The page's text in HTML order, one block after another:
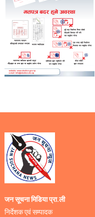
जन सूचना मिडिया प्रा.ली
निर्देशक एवं सम्पादक